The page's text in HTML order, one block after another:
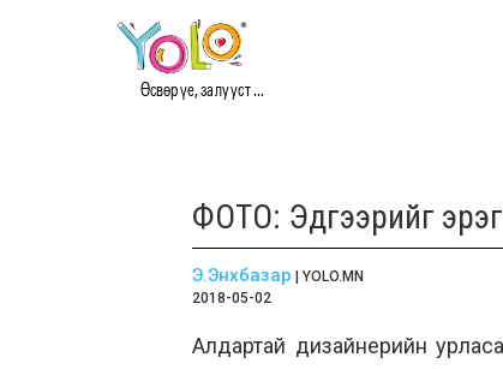
Өсвөр үе, залууст ...
ФОТО: Эдгээрийг
Э.Энхбазар | YOLO.MN
2018-05-02
Алдартай дизайнерийн